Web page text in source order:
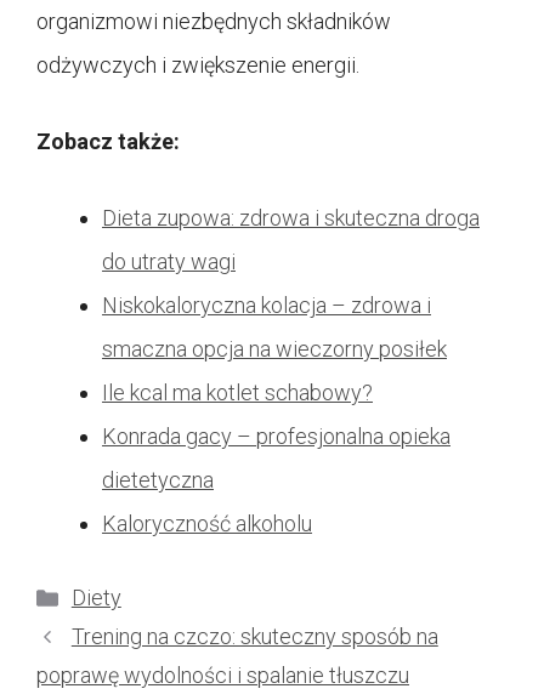
organizmowi niezbędnych składników
odżywczych i zwiększenie energii.
Zobacz także:
Dieta zupowa: zdrowa i skuteczna droga
do utraty wagi
Niskokaloryczna kolacja – zdrowa i
smaczna opcja na wieczorny posiłek
Ile kcal ma kotlet schabowy?
Konrada gacy – profesjonalna opieka
dietetyczna
Kaloryczność alkoholu
Kategorie
Diety
Trening na czczo: skuteczny sposób na
poprawę wydolności i spalanie tłuszczu